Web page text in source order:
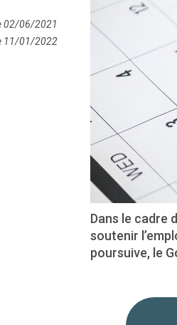
Dans le cadre
soutenir
poursuive, le
02/06/2021
11/01/2022